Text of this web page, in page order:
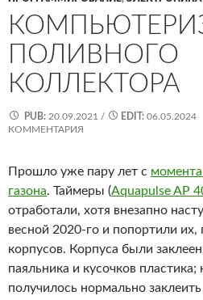
ПОЛИВНОГО
КОЛЛЕКТОРА
PUB: 20.09.2021 / EDIT: 06.05.2024
КОММЕНТАРИЯ
Прошло уже пару лет с момента
газона. Таймеры (Aquapulse AP
отработали, хотя внезапно
весной 2020-го и попортили их,
корпусов. Корпуса были
паяльника и кусочков
получилось нормально